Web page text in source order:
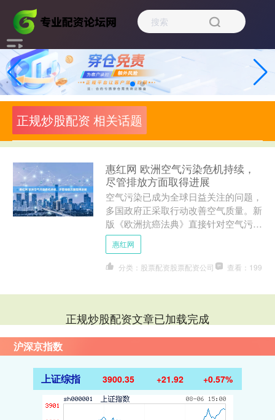
正规炒股配资 相关话题
惠红网 欧洲空气污染危机持续，
尽管排放方面取得进展
空气污染已成为全球日益关注的问题，
多国政府正采取行动改善空气质量。新
版《欧洲抗癌法典》直接针对空气污染
问题，并提出必须采取更有力的行动。
然而，多个欧盟国家未能妥....
惠红网
分类：股票配资股票配资公司 查看：199
正规炒股配资文章已加载完成
沪深京指数
上证综指 3900.35 +21.92 +0.57%